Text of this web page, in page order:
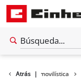
Atrás |
automovilística